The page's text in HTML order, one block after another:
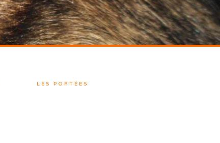
LES PORTÉES